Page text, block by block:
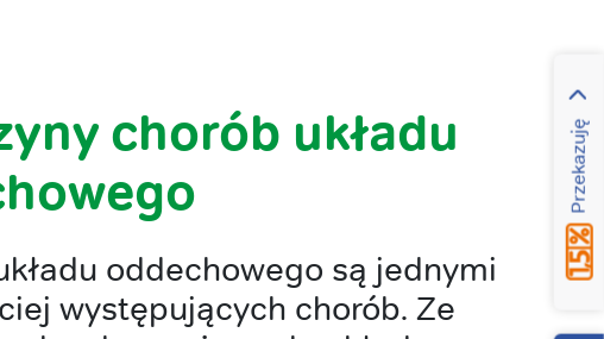
Przekazuję
chorób układu
oddechowego są jednymi
występujących chorób. Ze